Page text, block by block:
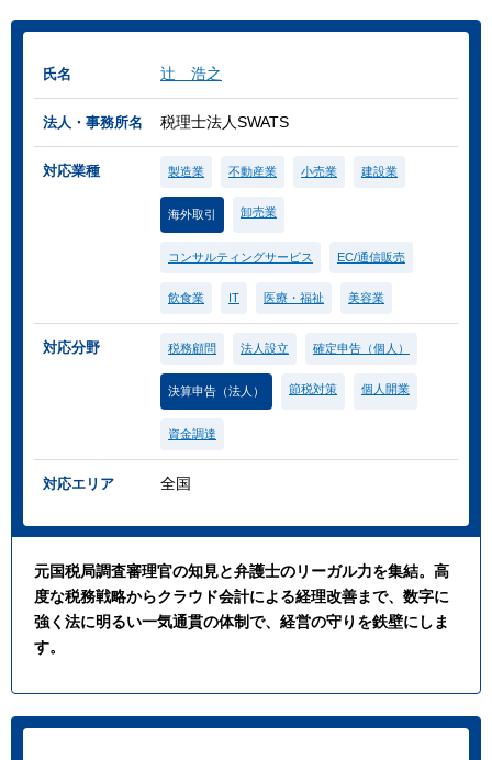
氏名 辻 浩之
法人・事務所名 税理士法人SWATS
対応業種 製造業 不動産業 小売業 建設業
海外取引 卸売業
コンサルティングサービス EC/通信販売
飲食業 IT 医療・福祉 美容業
対応分野 税務顧問 法人設立 確定申告（個人）
決算申告（法人） 節税対策 個人開業
資金調達
対応エリア 全国
元国税局調査審理官の知見と弁護士のリーガル力を集結。高
度な税務戦略からクラウド会計による経理改善まで、数字に
強く法に明るい一気通貫の体制で、経営の守りを鉄壁にしま
す。